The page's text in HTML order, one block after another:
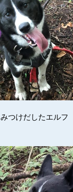
つけだしたエルフ